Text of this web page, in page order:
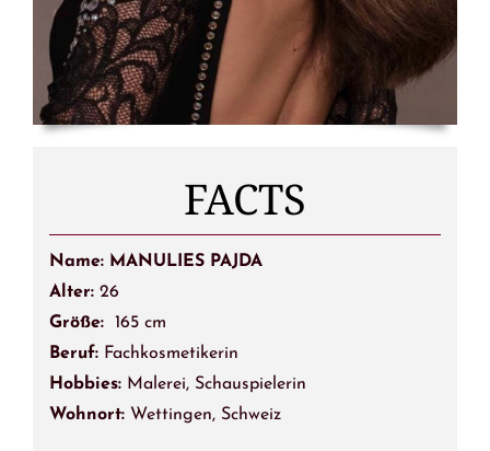
FACTS
Name: MANULIES PAJDA
Alter: 26
Größe:
165 cm
Beruf: Fachkosmetikerin
Hobbies: Malerei, Schauspielerin
Wohnort: Wettingen, Schweiz